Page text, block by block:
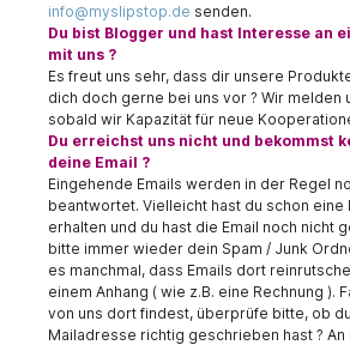
info@myslipstop.de senden.
Du bist Blogger und hast Interesse an
mit uns ?
Es freut uns sehr, dass dir unsere
dich doch gerne bei uns vor ? Wir melden
sobald wir Kapazität für neue
Du erreichst uns nicht und bekommst
deine Email ?
Eingehende Emails werden in der Regel
beantwortet. Vielleicht hast du schon eine
erhalten und du hast die Email noch nicht
bitte immer wieder dein Spam / Junk
es manchmal, dass Emails dort
einem Anhang ( wie z.B. eine Rechnung ).
von uns dort findest, überprüfe bitte, ob
Mailadresse richtig geschrieben hast ?